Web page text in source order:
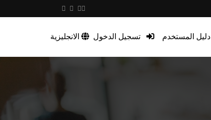
دليل المستخدم تسجيل الدخول الانجليزية